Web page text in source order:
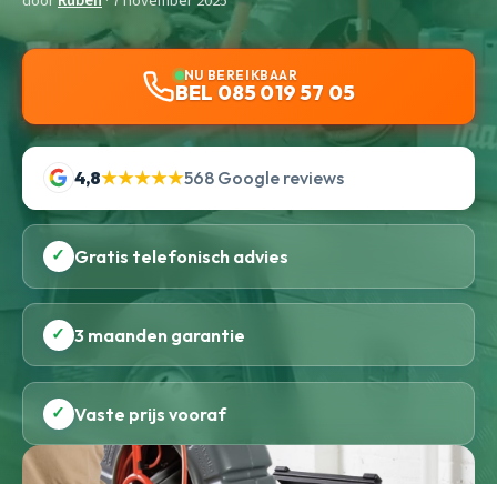
NU BEREIKBAAR
BEL 085 019 57 05
4,8★★★★★568 Google reviews
✓ Gratis telefonisch advies
✓ 3 maanden garantie
✓ Vaste prijs vooraf